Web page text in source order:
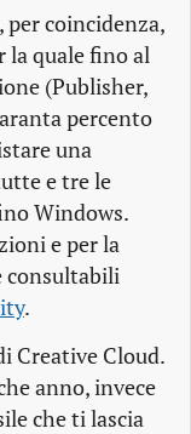
coincidenza,
quale fino al
(Publisher,
percento
una
e tre le
Windows.
e per la
consultabili
.
Creative Cloud.
anno, invece
che ti lascia